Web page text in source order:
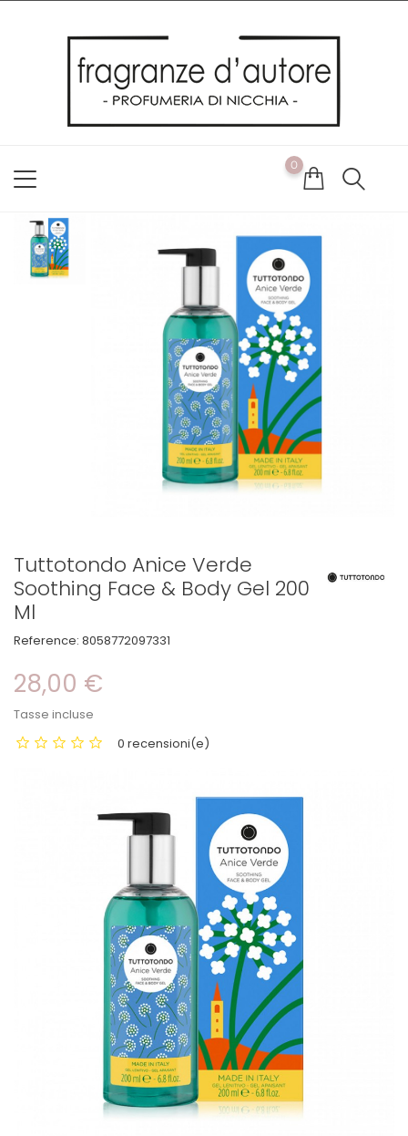
Utilizziamo i cookie per offrirti la migliore esperienza possibile
sul nostro sito web. Cliccando su OK, acconsenti alla nostra
politica sui cookie. Se desideri modificare le tue preferenze sui
cookie, puoi farlo
0
Tuttotondo Anice Verde
Soothing Face & Body Gel 200
Ml
Reference: 8058772097331
28,00 €
Tasse incluse
0 recensioni(e)